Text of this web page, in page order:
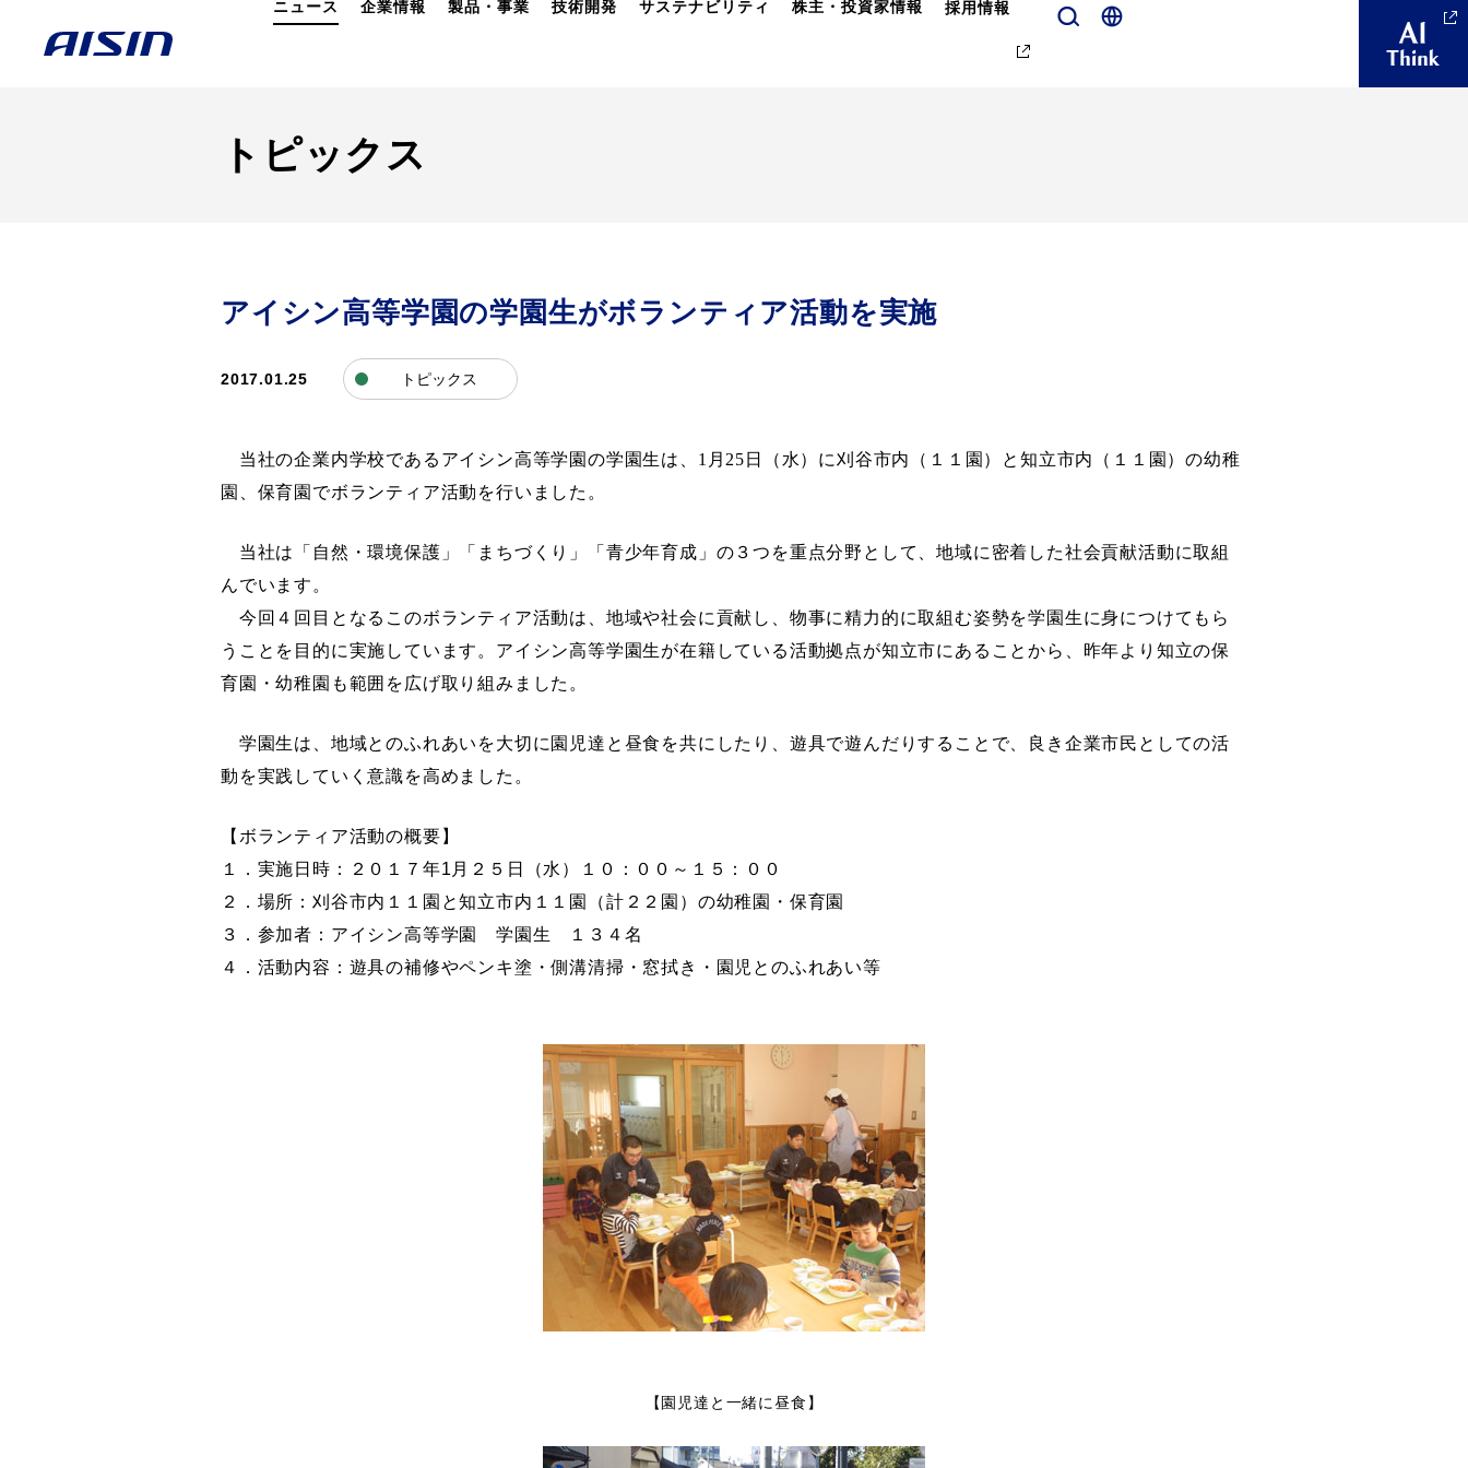
ニュース 企業情報 製品・事業 技術開発 サステナビリティ 株主・投資家情報 採用情報
トピックス
アイシン高等学園の学園生がボランティア活動を実施
2017.01.25 トピックス
当社の企業内学校であるアイシン高等学園の学園生は、 1 月 25 日（水）に刈谷市内（１１園）と知立市内（１１園）の幼稚
園、保育園でボランティア活動を行いました。
当社は「自然・環境保護」「まちづくり」「青少年育成」の３つを重点分野として、地域に密着した社会貢献活動に取組
んでいます。
今回４回目となるこのボランティア活動は、地域や社会に貢献し、物事に精力的に取組む姿勢を学園生に身につけてもら
うことを目的に実施しています。 アイシン高等学園生が在籍している活動拠点が知立市にあることから、昨年より知立の保
育園・幼稚園も範囲を広げ取り組みました。
学園生は、地域とのふれあいを大切に園児達と昼食を共にしたり、遊具で遊んだりすることで、良き企業市民としての活
動を実践していく意識を高めました。
【ボランティア活動の概要】
１． 実施日時：２０１７年1月２５日（水）１０：００～１５：００
２．場所：刈谷市内１１園と知立市内１１園（計２２園）の幼稚園・保育園
３．参加者：アイシン高等学園 学園生 １３４名
４．活動内容：遊具の補修やペンキ塗・側溝清掃・窓拭き・園児とのふれあい等
【園児達と一緒に昼食】